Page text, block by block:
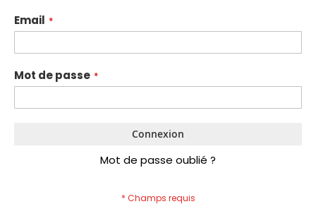
Email
Mot de passe
Connexion
Mot de passe oublié ?